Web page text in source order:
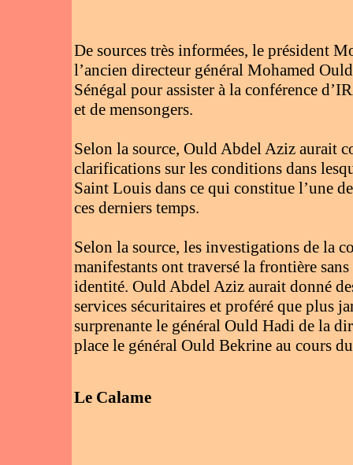
De sources très informées, le président
l’ancien directeur général Mohamed
Sénégal pour assister à la conférence
et de mensongers.
Selon la source, Ould Abdel Aziz aurait
clarifications sur les conditions dans
Saint Louis dans ce qui constitue l’une
ces derniers temps.
Selon la source, les investigations de la
manifestants ont traversé la frontière
identité. Ould Abdel Aziz aurait donné
services sécuritaires et proféré que plus
surprenante le général Ould Hadi de la
place le général Ould Bekrine au cours
Le Calame